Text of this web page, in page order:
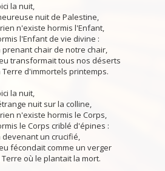
la nuit,
nuit de Palestine,
n'existe hormis l'Enfant,
l'Enfant de vie divine :
prenant chair de notre chair,
transformait tous nos déserts
Terre d'immortels printemps.
la nuit,
nuit sur la colline,
n'existe hormis le Corps,
le Corps criblé d'épines :
devenant un crucifié,
fécondait comme un verger
Terre où le plantait la mort.